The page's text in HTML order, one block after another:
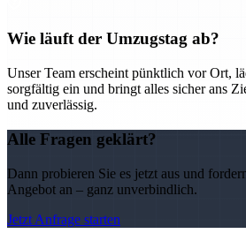
Wie läuft der Umzugstag ab?
Unser Team erscheint pünktlich vor Ort,
sorgfältig ein und bringt alles sicher ans
und zuverlässig.
Alle Fragen geklärt?
Dann probieren Sie es jetzt aus und
Angebot an – ganz unverbindlich.
Jetzt Anfrage starten